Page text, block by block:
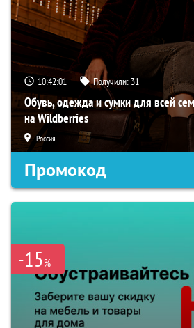
10:42:00 Получили: 31
Обувь, одежда и сумки для всей
на Wildberries
Россия
Промокод
-15%